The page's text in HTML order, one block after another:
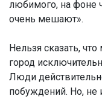
любимого, на фоне
очень мешают».
Нельзя сказать,
город
Люди
побуждений. Но, не